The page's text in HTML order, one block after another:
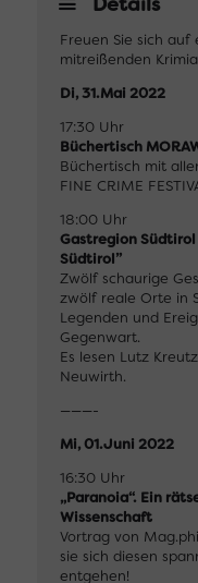
Freuen Sie sich
mitreißenden
Di, 31.Mai 2022
17:30 Uhr
Büchertisch
Büchertisch mit
FINE CRIME
18:00 Uhr
Gastregion
Südtirol”
Zwölf schaurige
zwölf reale Orte in
Legenden und
Gegenwart.
Es lesen Lutz
Neuwirth.
———-
Mi, 01.Juni 2022
16:30 Uhr
„Paranoia“. Ein
Wissenschaft
Vortrag von
sie sich diesen
entgehen!